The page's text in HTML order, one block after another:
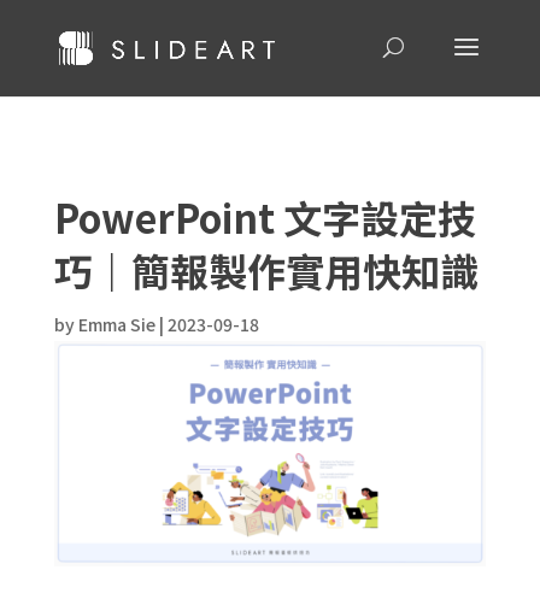
PowerPoint 文字設定技
巧｜簡報製作實用快知識
by Emma Sie| 2023-09-18